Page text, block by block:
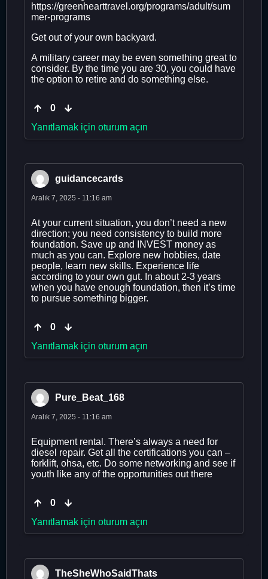
https://greenhearttravel.org/programs/adult/sum
mer-programs
Get out of your own backyard.
A military career may be even something great to
consider. By the time you are 30, you could have
the option to retire and do something else.
0
Yanıtlamak için oturum açın
guidancecards
Aralık 7, 2025 - 11:16 am
At your current situation, you don’t need a new
direction; you need consistency to build more
foundation. Save up and INVEST money as
much as you can. Explore new hobbies, date
people, learn new skills. Experience life
according to your own gut. In about 2-3 years
when you have enough foundation, then it’s time
to pursue something bigger.
0
Yanıtlamak için oturum açın
Pure_Beat_168
Aralık 7, 2025 - 11:16 am
Equipment rental. There’s always a need for
diesel repair. Get all the certifications you can –
forklift, ohsa, etc. Do some networking and see if
youth like any of the opportunities out there
0
Yanıtlamak için oturum açın
TheSheWhoSaidThats